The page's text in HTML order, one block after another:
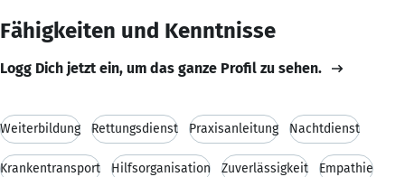
Fähigkeiten und Kenntnisse
Logg Dich jetzt ein, um das ganze Profil zu sehen.
Weiterbildung Rettungsdienst Praxisanleitung Nachtdienst
Krankentransport Hilfsorganisation Zuverlässigkeit Empathie